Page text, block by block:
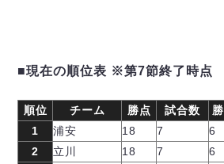
■現在の順位表 ※第7節終了時点
順位 チーム 勝点 試合数 勝
1
浦安 18 7 6
2
立川 18 7 6